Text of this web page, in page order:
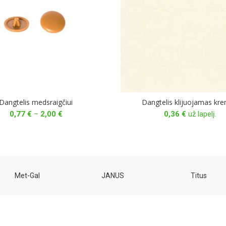
medsraigčiui
0,77 € – 2,00 €Price
Dangtelis klijuojamas
0,36 € už lapelį.
Met-Gal JANUS Titus